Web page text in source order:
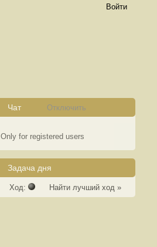
Войти
Чат Отключить
Only for registered users
Задача дня
Ход: Найти лучший ход »